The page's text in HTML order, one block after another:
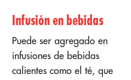
Infusión en bebidas
Puede ser agregado en
infusiones de bebidas
calientes como el té, que